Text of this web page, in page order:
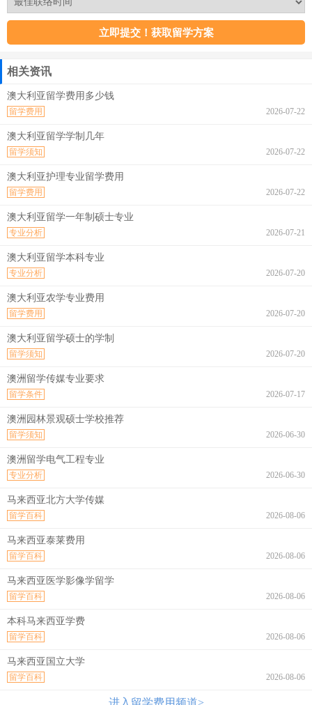
相关资讯
澳大利亚留学费用多少钱
2026-07-22
留学费用
澳大利亚留学学制几年
2026-07-22
留学须知
澳大利亚护理专业留学费用
2026-07-22
留学费用
澳大利亚留学一年制硕士专业
2026-07-21
专业分析
澳大利亚留学本科专业
2026-07-20
专业分析
澳大利亚农学专业费用
2026-07-20
留学费用
澳大利亚留学硕士的学制
2026-07-20
留学须知
澳洲留学传媒专业要求
2026-07-17
留学条件
澳洲园林景观硕士学校推荐
2026-06-30
留学须知
澳洲留学电气工程专业
2026-06-30
专业分析
马来西亚北方大学传媒
2026-08-06
留学百科
马来西亚泰莱费用
2026-08-06
留学百科
马来西亚医学影像学留学
2026-08-06
留学百科
本科马来西亚学费
2026-08-06
留学百科
马来西亚国立大学
2026-08-06
留学百科
进入留学费用频道>